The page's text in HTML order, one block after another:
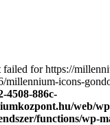
failed for https://
millennium-icons-
4508-886c-
web/
functions/wp-